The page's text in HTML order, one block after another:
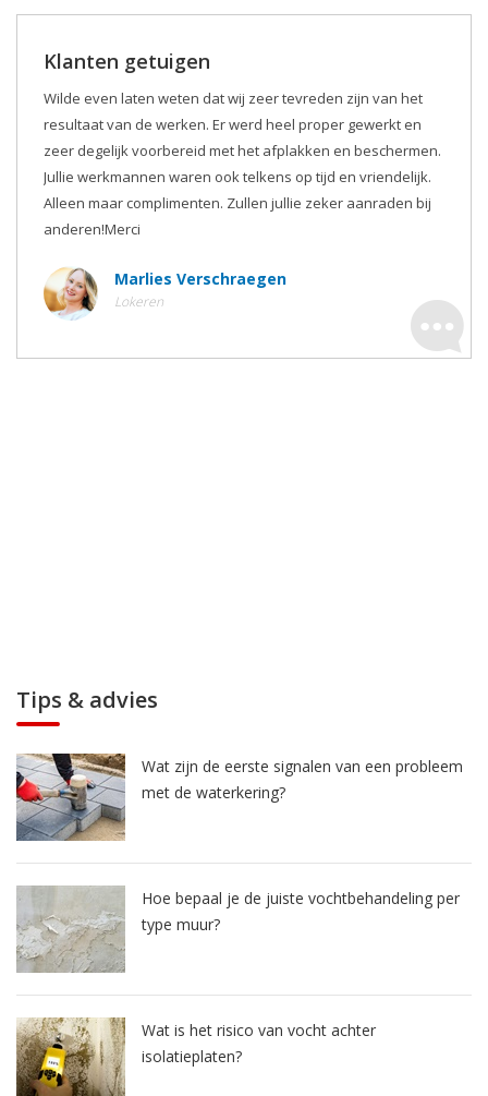
Klanten getuigen
Wilde even laten weten dat wij zeer tevreden zijn van het
resultaat van de werken. Er werd heel proper gewerkt en
zeer degelijk voorbereid met het afplakken en beschermen.
Jullie werkmannen waren ook telkens op tijd en vriendelijk.
Alleen maar complimenten. Zullen jullie zeker aanraden bij
anderen!Merci
Marlies Verschraegen
Lokeren
Tips & advies
Wat zijn de eerste signalen van een probleem
met de waterkering?
Hoe bepaal je de juiste vochtbehandeling per
type muur?
Wat is het risico van vocht achter
isolatieplaten?